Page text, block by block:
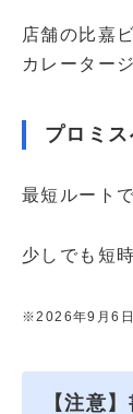
店舗の比嘉
カレーター
プロミ
最短ルート
少しでも短
※2026年9月6日
【注意